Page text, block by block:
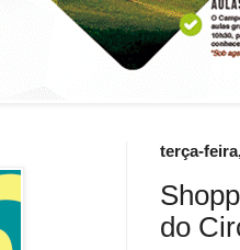
terça-
do